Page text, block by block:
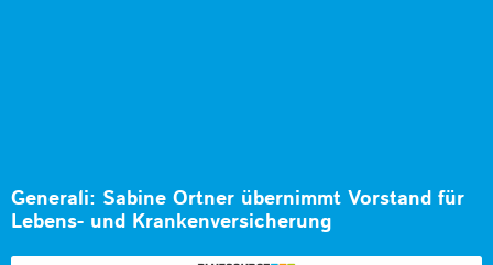
Generali: Sabine Ortner übernimmt Vorstand für
Lebens- und Krankenversicherung